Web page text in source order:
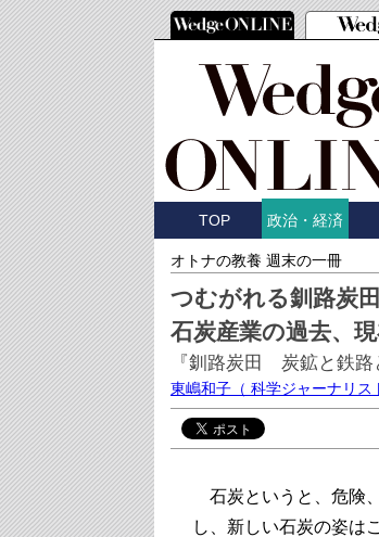
TOP 政治・経済
オトナの教養 週末の一冊
つむがれる釧路炭
石炭産業の過去、
『釧路炭田 炭鉱と鉄路
東嶋和子 （ 科学ジャーナリ
石炭というと、危険
し、新しい石炭の姿は